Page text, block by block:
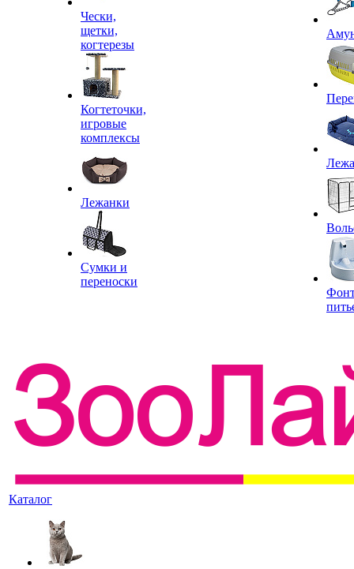
Чески,
щетки,
когтерезы
Когтеточки,
игровые
комплексы
Лежанки
Сумки и
переноски
Каталог